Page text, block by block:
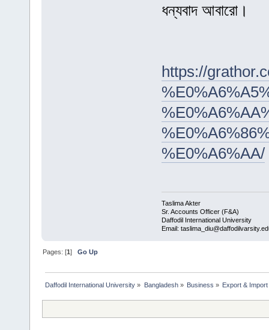
ধন্যবাদ আবারো।
https://
%E0%A6%AA/
Taslima Akter
Sr. Accounts Officer (F&A)
Daffodil International University
Email:
Pages: [1]Go Up
Daffodil International University » Bangladesh» Business » Export & Import